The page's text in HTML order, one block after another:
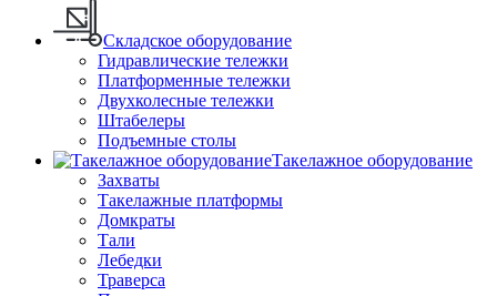
Складское оборудование
Гидравлические тележки
Платформенные тележки
Двухколесные тележки
Штабелеры
Подъемные столы
Такелажное оборудование
Захваты
Такелажные платформы
Домкраты
Тали
Лебедки
Траверса